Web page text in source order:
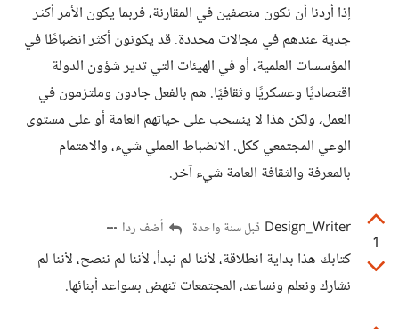
​إذا أردنا أن نكون منصفين في المقارنة، فربما يكون الأمر أكثر
جدية عندهم في مجالات محددة. قد يكونون أكثر انضباطًا في
المؤسسات العلمية، أو في الهيئات التي تدير شؤون الدولة
اقتصاديًا وعسكريًا وثقافيًا. هم بالفعل جادون وملتزمون في
العمل، ولكن هذا لا ينسحب على حياتهم العامة أو على مستوى
الوعي المجتمعي ككل. الانضباط العملي شيء، والاهتمام
بالمعرفة والثقافة العامة شيء آخر.
1
Design_Writer قبل سنة واحدة أضف ردا
كتابك هذا بداية انطلاقة، لأننا لم نبدأ، لأننا لم ننصح، لأننا لم
نشارك ونعلم ونساعد، المجتمعات تنهض بسواعد أبنائها.